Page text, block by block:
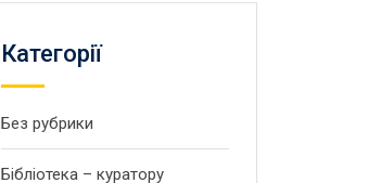
Категорії
Без рубрики
Бібліотека – куратору